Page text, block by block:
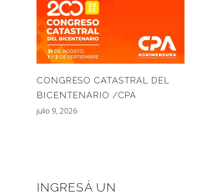
CONGRESO CATASTRAL DEL
BICENTENARIO /CPA
julio 9, 2026
INGRESÁ UN